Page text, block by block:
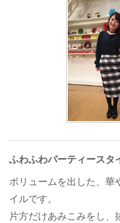
ふわふわパーティースタ
ボリュームを出した、華
イルです。
片方だけあみこみをし、